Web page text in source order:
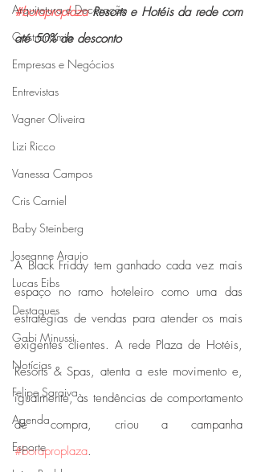
Arquitetura e Decoração
Gastronomia
Empresas e Negócios
Entrevistas
Vagner Oliveira
Lizi Ricco
Vanessa Campos
Cris Carniel
Baby Steinberg
Joseanne Araujo
Lucas Eibs
Destaques
Gabi Minussi
Notícias
Felipe Saraiva
Agenda
Esporte
#boraproplaza Resorts e Hotéis da rede com
até 50% de desconto
A Black Friday tem ganhado cada vez mais
espaço no ramo hoteleiro como uma das
estratégias de vendas para atender os mais
exigentes clientes. A rede Plaza de Hotéis,
Resorts & Spas, atenta a este movimento e,
igualmente, às tendências de comportamento
#boraproplaza.